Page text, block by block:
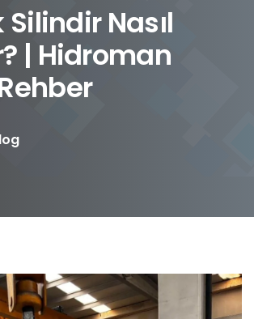
Nasıl
| Hidroman